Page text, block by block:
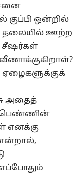
ஒன்றில்
தலையில் ஊற்ற
சீஷர்கள்
அதைத்
பெண்ணின்
எனக்கு